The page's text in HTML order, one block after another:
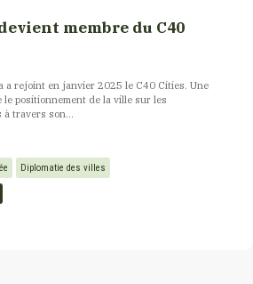
membre du C40
a rejoint en janvier 2025 le C40 Cities. Une
positionnement de la ville sur les
à travers son...
Diplomatie des villes